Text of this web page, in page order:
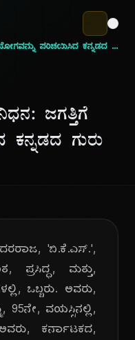
2014: ಬಿ.ಕೆ.ಎಸ್. ಐಯಂಗಾರ್ ನಿಧನ: ಜಗತ್ತಿಗೆ ಯೋಗವನ್ನು ಪರಿಚಯಿಸಿದ ಕನ್ನಡದ ಗುರು
ಜಗತ್ತಿಗೆ
ಗುರು
'ಬಿ.ಕೆ.ಎಸ್.',
ಪ್ರಸಿದ್ಧ, ಮತ್ತು,
ಒಬ್ಬರು. ಅವರು,
95ನೇ, ವಯಸ್ಸಿನಲ್ಲಿ,
ಕರ್ನಾಟಕದ,